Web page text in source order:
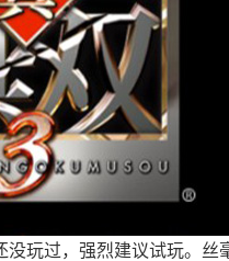
玩过，强烈建议试玩。